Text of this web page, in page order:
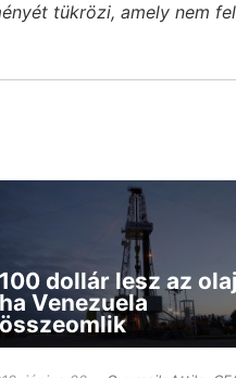
tükrözi, amely nem
100 dollár lesz az
ha Venezuela